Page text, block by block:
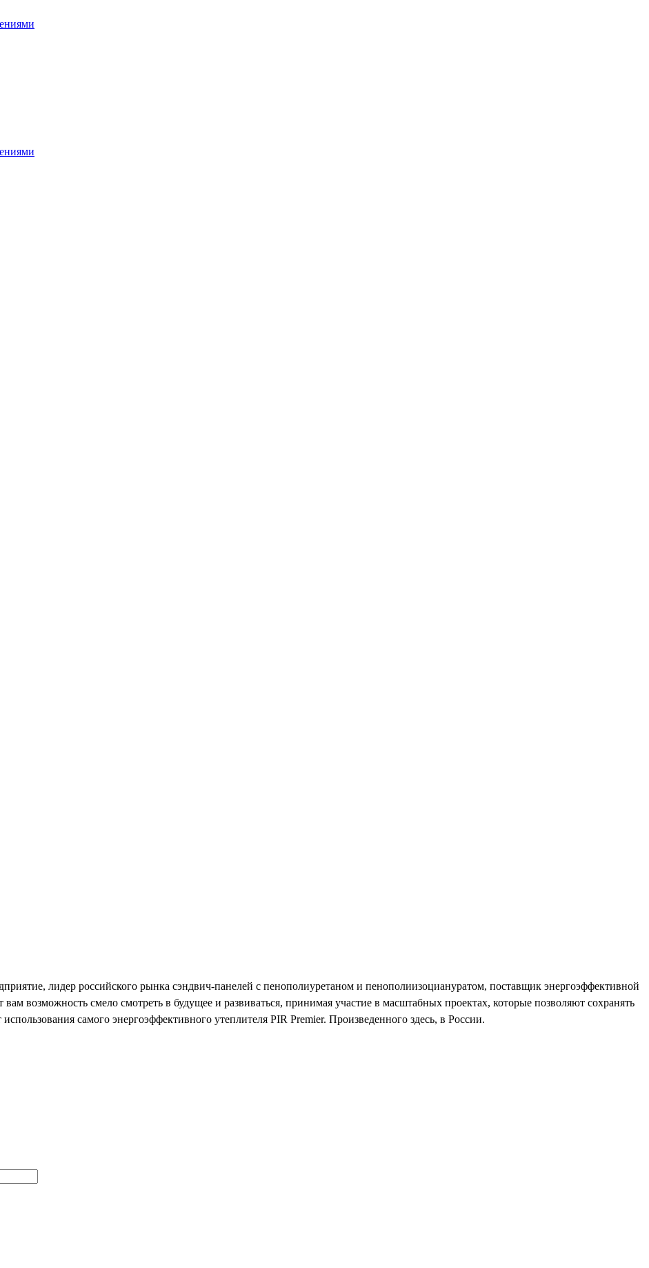
лидер российского рынка сэндвич-панелей с пенополиуретаном и пенополиизоциануратом, поставщик энергоэффективной
возможность смело смотреть в будущее и развиваться, принимая участие в масштабных проектах, которые позволяют сохранять
самого энергоэффективного утеплителя PIR Premier. Произведенного здесь, в России.